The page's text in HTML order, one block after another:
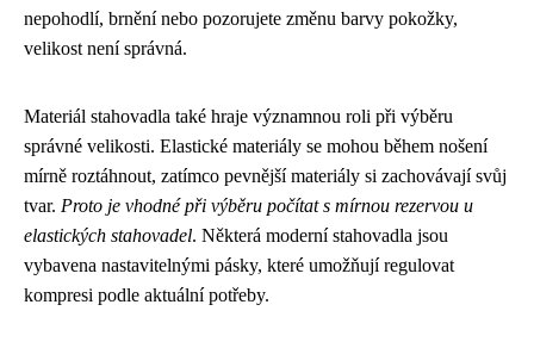
nepohodlí, brnění nebo pozorujete změnu barvy pokožky,
velikost není správná.
Materiál stahovadla také hraje významnou roli při výběru
správné velikosti. Elastické materiály se mohou během nošení
mírně roztáhnout, zatímco pevnější materiály si zachovávají svůj
tvar. Proto je vhodné při výběru počítat s mírnou rezervou u
elastických stahovadel. Některá moderní stahovadla jsou
vybavena nastavitelnými pásky, které umožňují regulovat
kompresi podle aktuální potřeby.